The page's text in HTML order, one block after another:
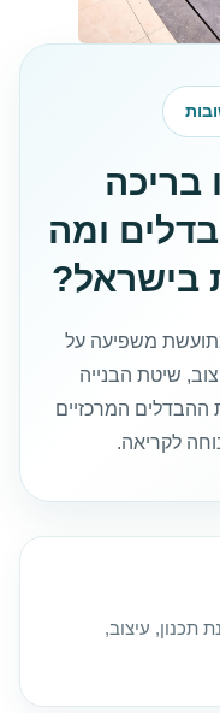
בריכה
ומה
בישראל?
משפיעה על
שיטת הבנייה
ההבדלים המרכזיים
לקריאה.
תכנון, עיצוב,